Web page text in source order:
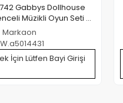
Gabbys Dollhouse
Müzikli Oyun Seti 63
-spinmaster
Markaon
İçin Lütfen Bayi Girişi